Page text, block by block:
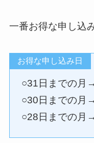
一番お得な申し込
お得な申し込み日
○31日までの月
○30日までの月
○28日までの月